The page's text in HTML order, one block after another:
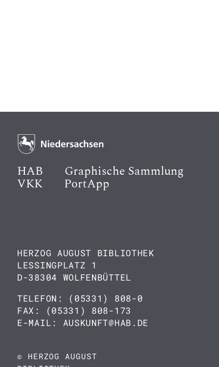
HAB Graphische Sammlung
VKK PortApp
HERZOG AUGUST BIBLIOTHEK
LESSINGPLATZ 1
D-38304 WOLFENBÜTTEL
TELEFON: (05331) 808-0
FAX: (05331) 808-173
E-MAIL: AUSKUNFT@HAB.DE
© HERZOG AUGUST